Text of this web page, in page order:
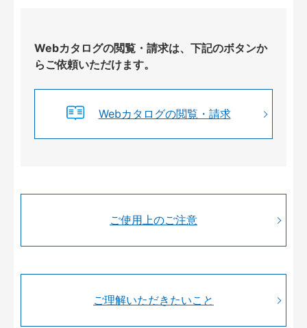
Webカタログの閲覧・請求は、下記のボタンか
らご依頼いただけます。
Webカタログの閲覧・請求
ご使用上のご注意
ご理解いただきたいこと